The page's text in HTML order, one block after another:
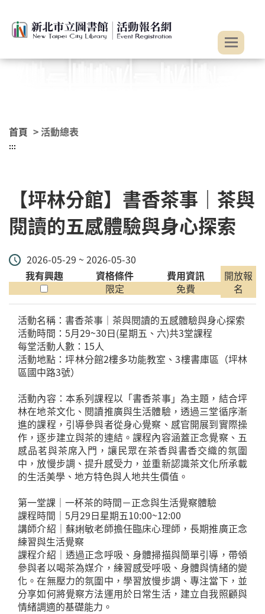
首頁 > 活動總表
:::
【坪林分館】書香茶事｜茶與
閱讀的五感體驗與身心探索
2026-05-29 ~ 2026-05-30
我有興趣
資格條件
限定
費用資訊
免費
開放報
名
活動名稱：書香茶事｜茶與閱讀的五感體驗與身心探索
活動時間：5月29~30日(星期五、六)共3堂課程
每堂活動人數：15人
活動地點：坪林分館2樓多功能教室、3樓書庫區（坪林
區國中路3號）
活動內容：本系列課程以「書香茶事」為主題，結合坪
林在地茶文化、閱讀推廣與生活體驗，透過三堂循序漸
進的課程，引導參與者從身心覺察、感官開展到實際操
作，逐步建立與茶的連結。課程內容涵蓋正念覺察、五
感品茗與茶席入門，讓民眾在茶香與書香交織的氛圍
中，放慢步調、提升感受力，並重新認識茶文化所承載
的生活美學、地方特色與人地共生價值。
第一堂課｜一杯茶的時間－正念與生活覺察體驗
課程時間｜5月29日星期五10:00~12:00
講師介紹｜蘇娳敏老師擔任臨床心理師，長期推廣正念
練習與生活覺察
課程介紹｜透過正念呼吸、身體掃描與簡單引導，帶領
參與者以喝茶為媒介，練習感受呼吸、身體與情緒的變
化。在無壓力的氛圍中，學習放慢步調、專注當下，並
分享如何將覺察方法運用於日常生活，建立自我照顧與
情緒調適的基礎能力。